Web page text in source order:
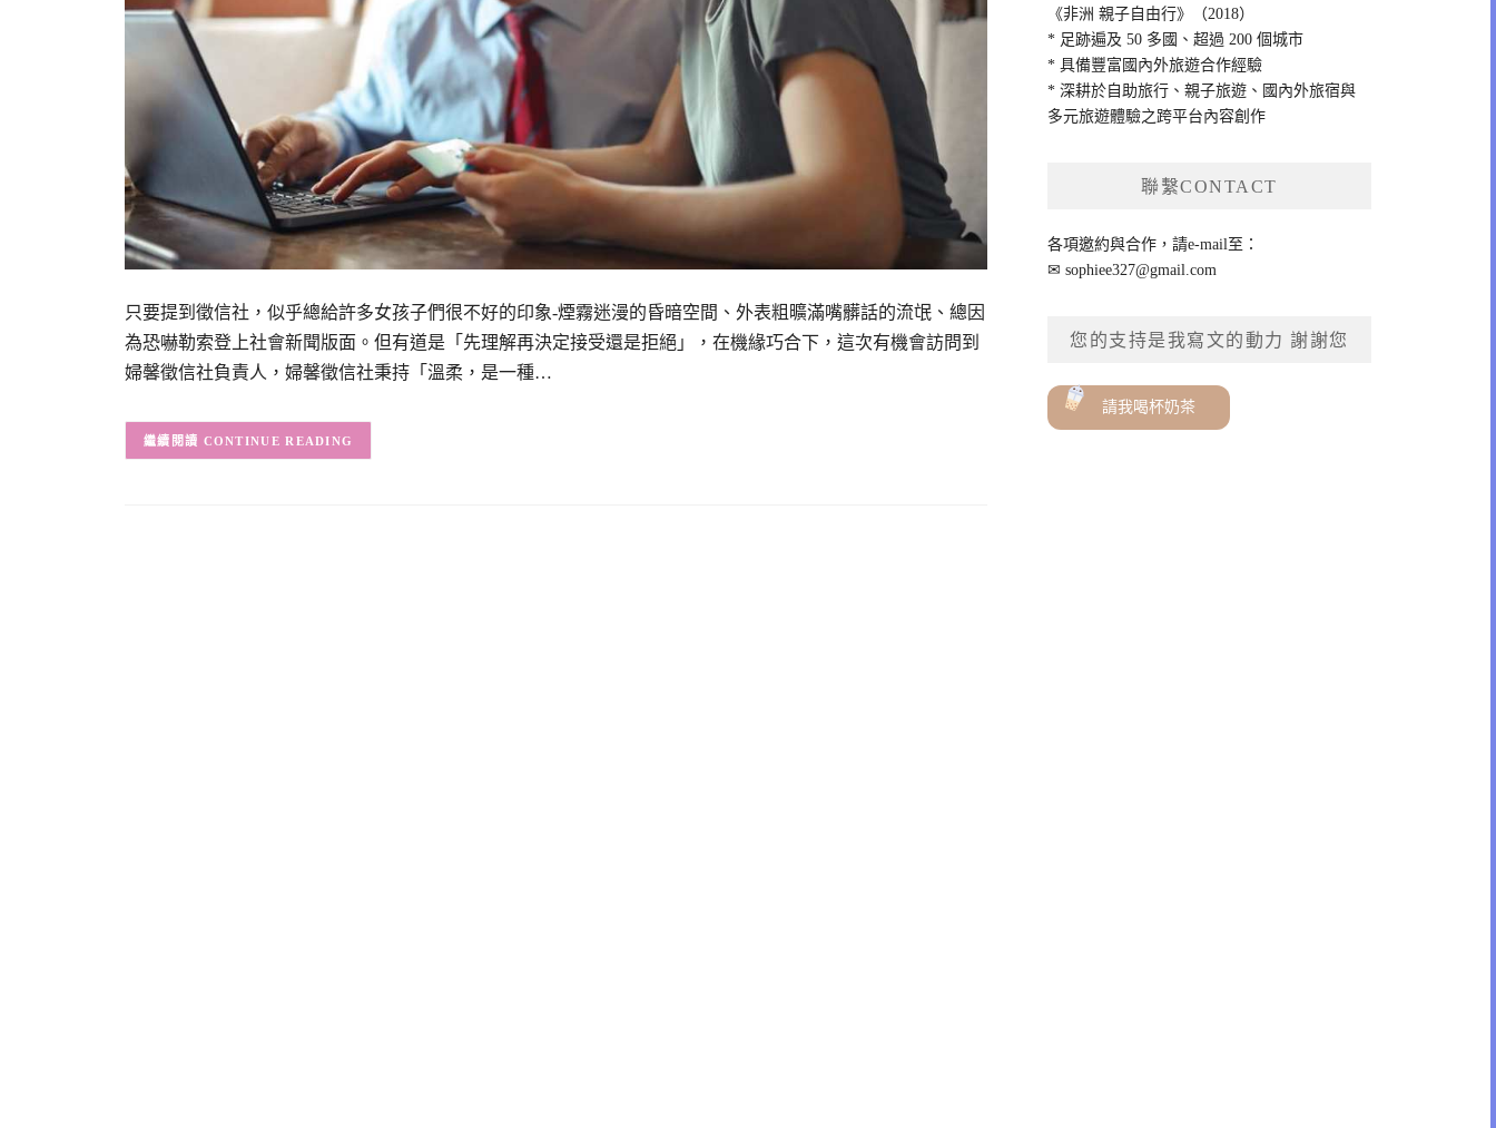
只要提到徵信社，似乎總給許多女孩子們很不好的印象-煙霧迷漫的昏暗空間、外表粗曠滿嘴髒話的流氓、總因
為恐嚇勒索登上社會新聞版面。但有道是「先理解再決定接受還是拒絕」，在機緣巧合下，這次有機會訪問到
婦馨徵信社負責人，婦馨徵信社秉持「溫柔，是一種…
CONTINUE READING
《非洲 親子自由行》（2018）
* 足跡遍及 50 多國、超過 200 個城市
* 具備豐富國內外旅遊合作經驗
* 深耕於自助旅行、親子旅遊、國內外旅宿與
多元旅遊體驗之跨平台內容創作
聯繫CONTACT
各項邀約與合作，請e-mail至：
✉sophiee327@gmail.com
您的支持是我寫文的動力 謝謝您
請我喝杯奶茶